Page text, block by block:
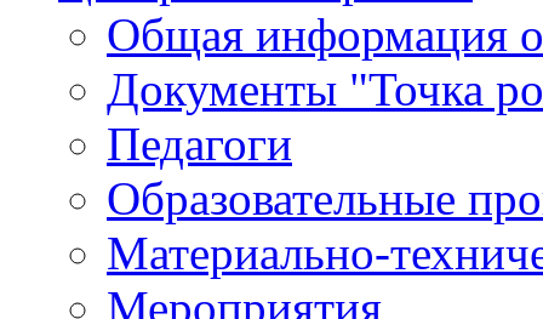
Общая информация о
Документы "Точка
Педагоги
Образовательные
Материально-
Мероприятия